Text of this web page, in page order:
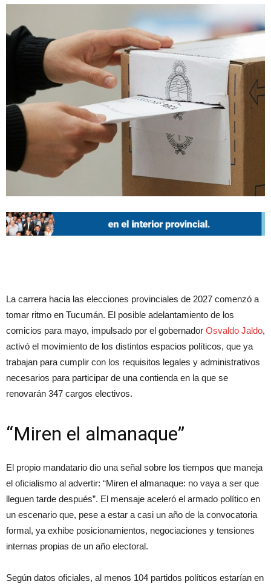
La carrera hacia las elecciones provinciales de 2027 comenzó a
tomar ritmo en Tucumán. El posible adelantamiento de los
comicios para mayo, impulsado por el gobernador Osvaldo Jaldo,
activó el movimiento de los distintos espacios políticos, que ya
trabajan para cumplir con los requisitos legales y administrativos
necesarios para participar de una contienda en la que se
renovarán 347 cargos electivos.
“Miren el almanaque”
El propio mandatario dio una señal sobre los tiempos que maneja
el oficialismo al advertir: “Miren el almanaque: no vaya a ser que
lleguen tarde después”. El mensaje aceleró el armado político en
un escenario que, pese a estar a casi un año de la convocatoria
formal, ya exhibe posicionamientos, negociaciones y tensiones
internas propias de un año electoral.
Según datos oficiales, al menos 104 partidos políticos estarían en